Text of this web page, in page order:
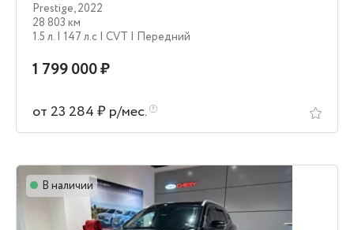
Prestige,2022
28 803 км
1.5 л. | 147 л.c | CVT | Передний
1 799 000 ₽
от 23 284 ₽ р/мес.
В наличии